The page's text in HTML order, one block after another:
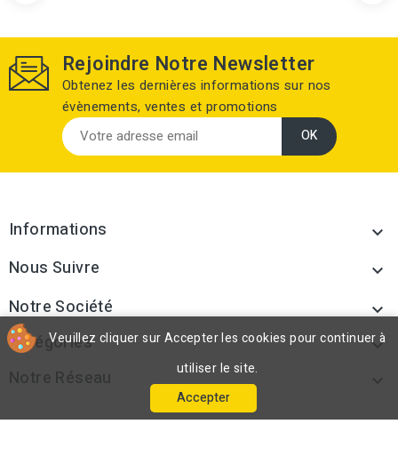
Rejoindre Notre Newsletter
Obtenez les dernières informations sur nos
évènements, ventes et promotions
Informations 
Nous Suivre 
Notre Société 
Catégories 
Notre Réseau 
Veuillez cliquer sur Accepter les cookies pour continuer à
utiliser le site.
Accepter